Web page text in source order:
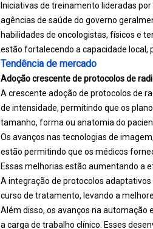
Iniciativas de treinamento lideradas
agências de saúde do governo
habilidades de oncologistas, físicos e
estão fortalecendo a capacidade local,
Tendência de mercado
Adoção crescente de protocolos de
A crescente adoção de protocolos de
de intensidade, permitindo que os
tamanho, forma ou anatomia do
Os avanços nas tecnologias de
estão permitindo que os médicos
Essas melhorias estão aumentando a
A integração de protocolos
curso de tratamento, levando a
Além disso, os avanços na
a carga de trabalho clínico. Esses